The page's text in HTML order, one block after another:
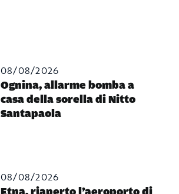
08/08/2026
Ognina, allarme bomba a
casa della sorella di Nitto
Santapaola
08/08/2026